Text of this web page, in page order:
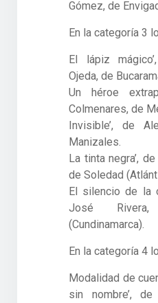
Gómez, de
En la categoría 3
El lápiz
Ojeda, de
Un héroe
Colmenares, de
Invisible’, de
Manizales.
La tinta negra’,
de Soledad
El silencio de la
José
(Cundinamarca).
En la categoría 4
Modalidad de
sin nombre’,